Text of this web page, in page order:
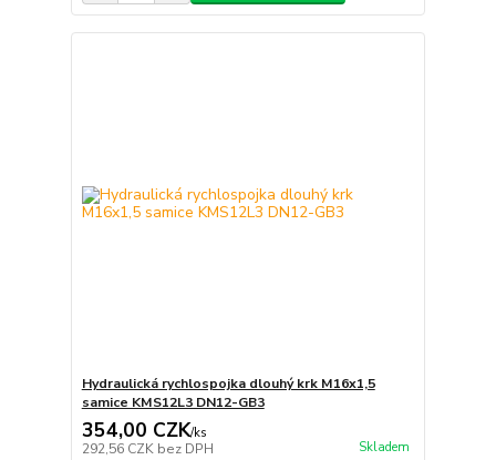
Hydraulická rychlospojka dlouhý krk M16x1,5
samice KMS12L3 DN12-GB3
354,00 CZK/ks
292,56 CZK bez DPH Skladem